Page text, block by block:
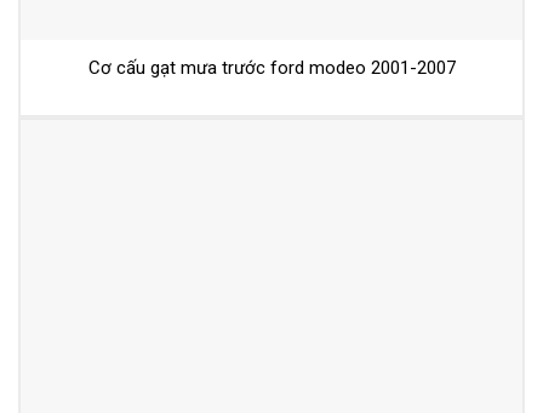
Cơ cấu gạt mưa trước ford modeo 2001-2007